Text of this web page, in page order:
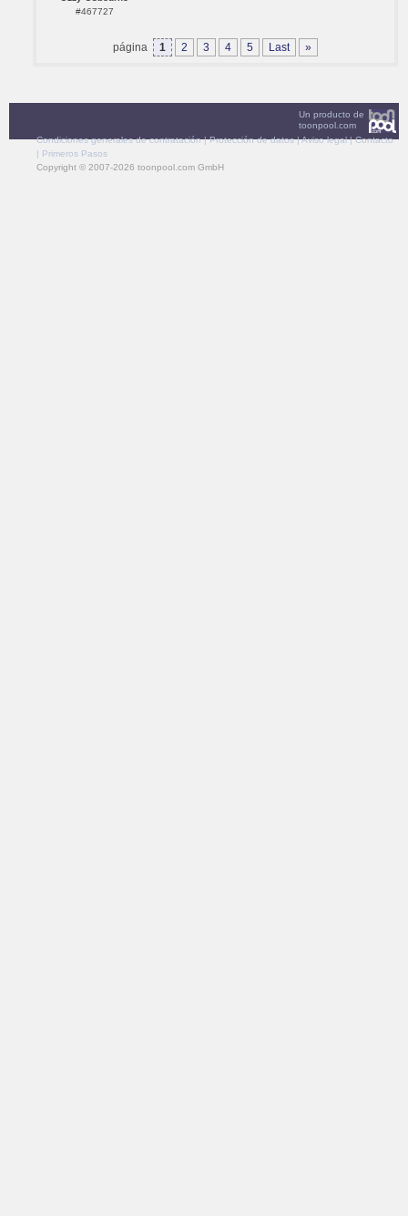
#467727
página 1 2 3 4 5 Last »
Un producto de
toonpool.com
Condiciones generales de contratación|Protección de datos|Aviso legal|Contacto
| Primeros Pasos
Copyright © 2007-2026 toonpool.com GmbH